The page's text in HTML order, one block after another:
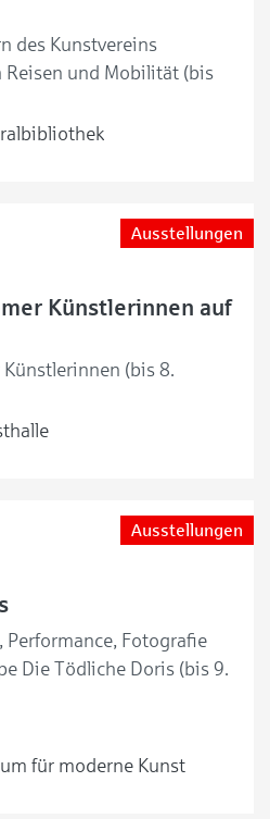
des Kunstvereins
Reisen und Mobilität (bis
Ausstellungen
Künstlerinnen auf
(bis 8.
Ausstellungen
Performance, Fotografie
Die Tödliche Doris (bis 9.
für moderne Kunst